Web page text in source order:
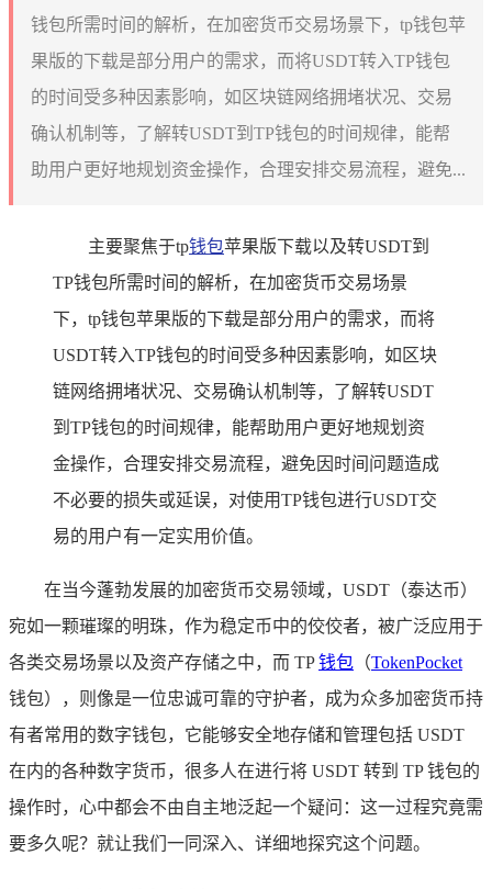
钱包所需时间的解析，在加密货币交易场景下，tp钱包苹
果版的下载是部分用户的需求，而将USDT转入TP钱包
的时间受多种因素影响，如区块链网络拥堵状况、交易
确认机制等，了解转USDT到TP钱包的时间规律，能帮
助用户更好地规划资金操作，合理安排交易流程，避免...
主要聚焦于tp钱包苹果版下载以及转USDT到
TP钱包所需时间的解析，在加密货币交易场景
下，tp钱包苹果版的下载是部分用户的需求，而将
USDT转入TP钱包的时间受多种因素影响，如区块
链网络拥堵状况、交易确认机制等，了解转USDT
到TP钱包的时间规律，能帮助用户更好地规划资
金操作，合理安排交易流程，避免因时间问题造成
不必要的损失或延误，对使用TP钱包进行USDT交
易的用户有一定实用价值。
在当今蓬勃发展的加密货币交易领域，USDT（泰达币）
宛如一颗璀璨的明珠，作为稳定币中的佼佼者，被广泛应用于
各类交易场景以及资产存储之中，而 TP钱包 （TokenPocket
钱包），则像是一位忠诚可靠的守护者，成为众多加密货币持
有者常用的数字钱包，它能够安全地存储和管理包括 USDT
在内的各种数字货币，很多人在进行将 USDT 转到 TP 钱包的
操作时，心中都会不由自主地泛起一个疑问：这一过程究竟需
要多久呢？就让我们一同深入、详细地探究这个问题。